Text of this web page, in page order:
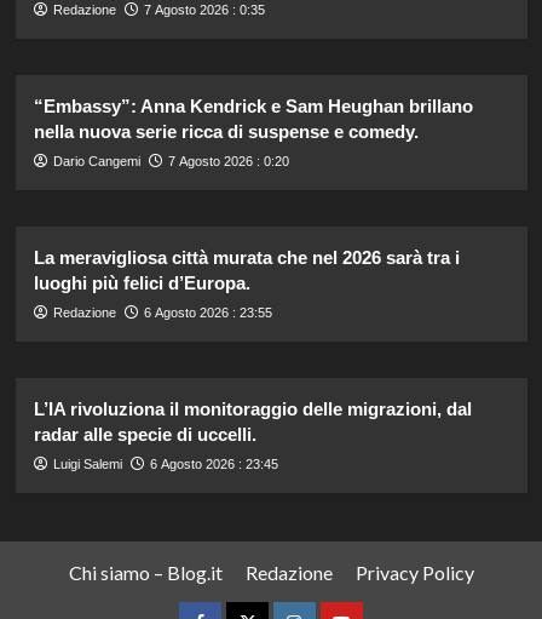
Redazione 7 Agosto 2026 : 0:35
“Embassy”: Anna Kendrick e Sam Heughan brillano
nella nuova serie ricca di suspense e comedy.
Dario Cangemi 7 Agosto 2026 : 0:20
La meravigliosa città murata che nel 2026 sarà tra i
luoghi più felici d’Europa.
Redazione 6 Agosto 2026 : 23:55
L’IA rivoluziona il monitoraggio delle migrazioni, dal
radar alle specie di uccelli.
Luigi Salemi 6 Agosto 2026 : 23:45
Chi siamo – Blog.it Redazione Privacy Policy